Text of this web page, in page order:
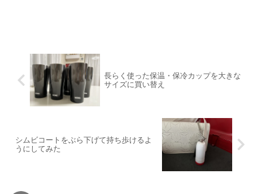
長らく使った保温・保冷カップを大きな
サイズに買い替え
シムビコートをぶら下げて持ち歩けるよ
うにしてみた